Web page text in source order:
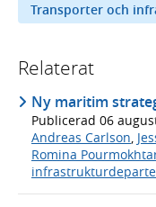
Transporter och
Relaterat
Ny maritim
Publicerad 06
Andreas Carlson,
Romina